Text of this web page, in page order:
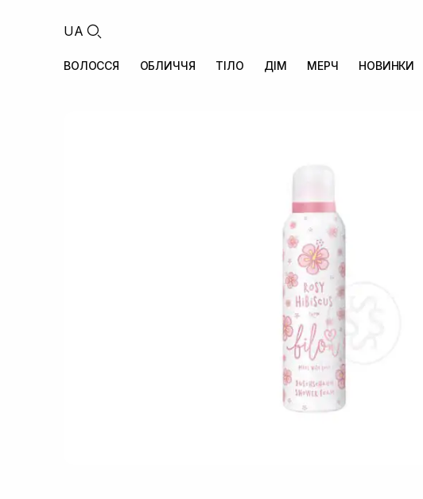
UA
ВОЛОССЯ ОБЛИЧЧЯ ТІЛО ДІМ МЕРЧ НОВИНКИ